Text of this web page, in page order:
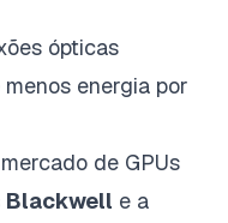
ópticas
energia por
de GPUs
Blackwell e a